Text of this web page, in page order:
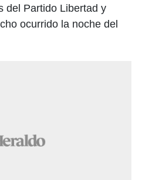
del Partido Libertad y
ocurrido la noche del